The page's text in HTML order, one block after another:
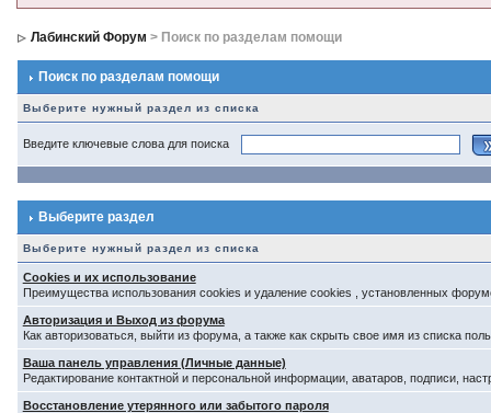
Лабинский Форум > Поиск по разделам помощи
Поиск по разделам помощи
Выберите нужный раздел из списка
Введите ключевые слова для поиска
Выберите раздел
Выберите нужный раздел из списка
Cookies и их использование
Преимущества использования cookies и удаление cookies , установленных
Авторизация и Выход из форума
Как авторизоваться, выйти из форума, а также как скрыть свое имя из списка
Ваша панель управления (Личные данные)
Редактирование контактной и персональной информации, аватаров, подписи,
Восстановление утерянного или забытого пароля